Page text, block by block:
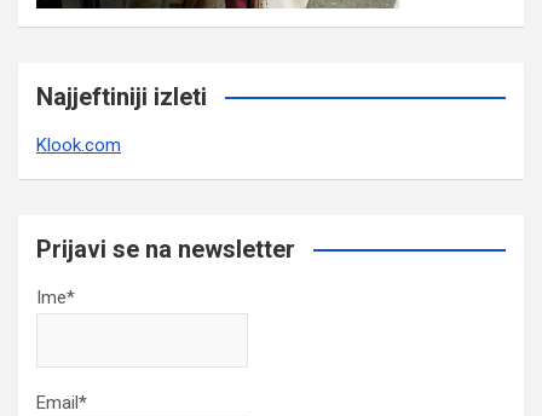
Najjeftiniji izleti
Klook.com
Prijavi se na newsletter
Ime*
Email*